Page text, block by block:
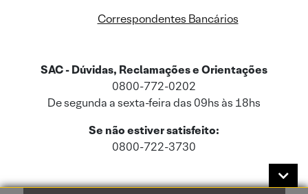
Correspondentes Bancários
SAC - Dúvidas, Reclamações e Orientações
0800-772-0202
De segunda a sexta-feira das 09hs às 18hs
Se não estiver satisfeito:
0800-722-3730